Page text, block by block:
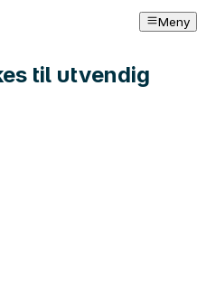
Meny
til utvendig